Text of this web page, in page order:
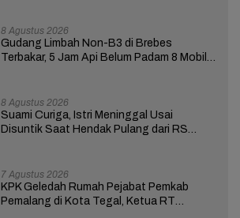
8 Agustus 2026
Gudang Limbah Non-B3 di Brebes
Terbakar, 5 Jam Api Belum Padam 8 Mobil
8 Agustus 2026
Suami Curiga, Istri Meninggal Usai
Disuntik Saat Hendak Pulang dari RS
7 Agustus 2026
KPK Geledah Rumah Pejabat Pemkab
Pemalang di Kota Tegal, Ketua RT